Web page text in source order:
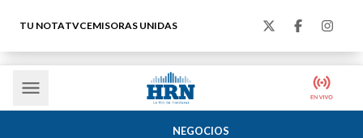
TU NOTATVCEMISORAS UNIDAS
NEGOCIOS